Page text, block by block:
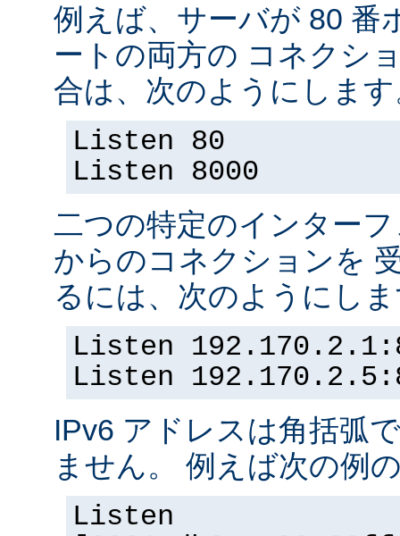
例えば、サーバが 80 番
ートの両方の コネクシ
合は、次のようにしま
Listen 80
Listen 8000
二つの特定のインター
からのコネクションを
るには、次のようにし
Listen
Listen
IPv6 アドレスは角括弧
ません。 例えば次の例
Listen